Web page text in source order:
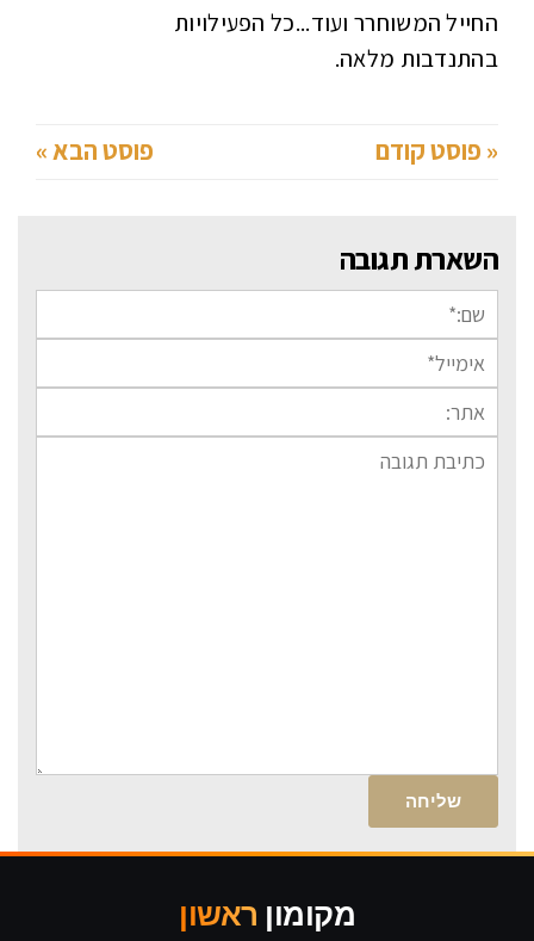
החייל המשוחרר ועוד...כל הפעילויות
בהתנדבות מלאה.
« פוסט קודם פוסט הבא »
השארת תגובה
שם:*
אימייל*
אתר:
תגובה
מקומון ראשון